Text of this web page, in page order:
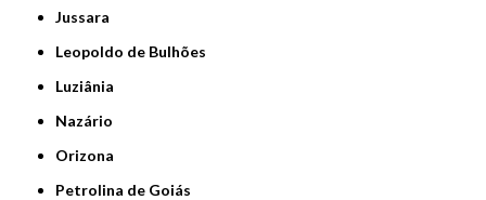
Jussara
Leopoldo de Bulhões
Luziânia
Nazário
Orizona
Petrolina de Goiás